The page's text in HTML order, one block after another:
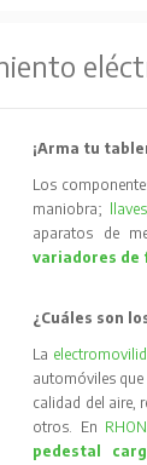
¡Arma tu
Los
maniobra;
llaves
aparatos de
variadores de
¿Cuáles son
La
automóviles que
calidad del aire,
otros. En
pedestal